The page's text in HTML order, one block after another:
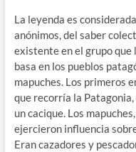
La leyenda es
anónimos, del saber
existente en el grupo que
basa en los pueblos
mapuches. Los primeros
que recorría la
un cacique. Los
ejercieron influencia
Eran cazadores y